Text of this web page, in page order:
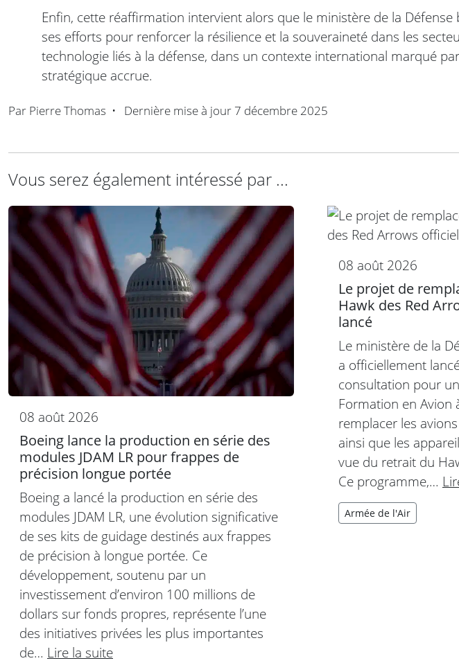
Enfin, cette réaffirmation intervient alors que le ministère de la
ses efforts pour renforcer la résilience et la souveraineté dans les
technologie liés à la défense, dans un contexte international marqué
stratégique accrue.
Par Pierre Thomas • Dernière mise à jour 7 décembre 2025
Vous serez également intéressé par ...
08 août 2026
Boeing lance la production en série des
modules JDAM LR pour frappes de
précision longue portée
Boeing a lancé la production en série des
modules JDAM LR, une évolution significative
de ses kits de guidage destinés aux frappes
de précision à longue portée. Ce
développement, soutenu par un
investissement d’environ 100 millions de
dollars sur fonds propres, représente l’une
des initiatives privées les plus importantes
de… Lire la suite
08 août 2026
Le projet de
Hawk des Red
lancé
Le ministère de la
a officiellement
consultation pour
Formation en Avion
remplacer les
ainsi que les
vue du retrait du
Ce programme,…
Armée de l'Air